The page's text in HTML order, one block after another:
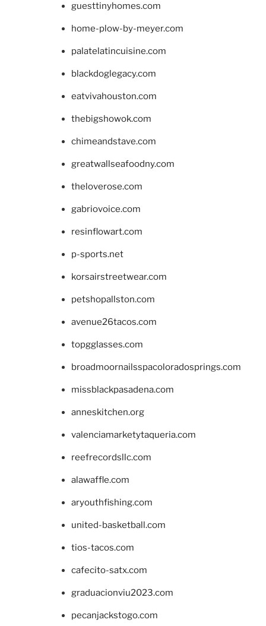
guesttinyhomes.com
home-plow-by-meyer.com
palatelatincuisine.com
blackdoglegacy.com
eatvivahouston.com
thebigshowok.com
chimeandstave.com
greatwallseafoodny.com
theloverose.com
gabriovoice.com
resinflowart.com
p-sports.net
korsairstreetwear.com
petshopallston.com
avenue26tacos.com
topgglasses.com
broadmoornailsspacoloradosprings.com
missblackpasadena.com
anneskitchen.org
valenciamarketytaqueria.com
reefrecordsllc.com
alawaffle.com
aryouthfishing.com
united-basketball.com
tios-tacos.com
cafecito-satx.com
graduacionviu2023.com
pecanjackstogo.com